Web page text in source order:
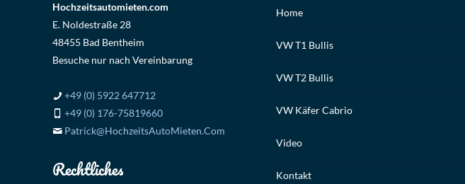
Hochzeitsautomieten.com
E. Noldestraße 28
48455 Bad Bentheim
Besuche nur nach Vereinbarung
+49 (0) 5922 647712
+49 (0) 176-75819660
Patrick@HochzeitsAutoMieten.Com
Rechtliches
Home
VW T1 Bullis
VW T2 Bullis
VW Käfer Cabrio
Video
Kontakt